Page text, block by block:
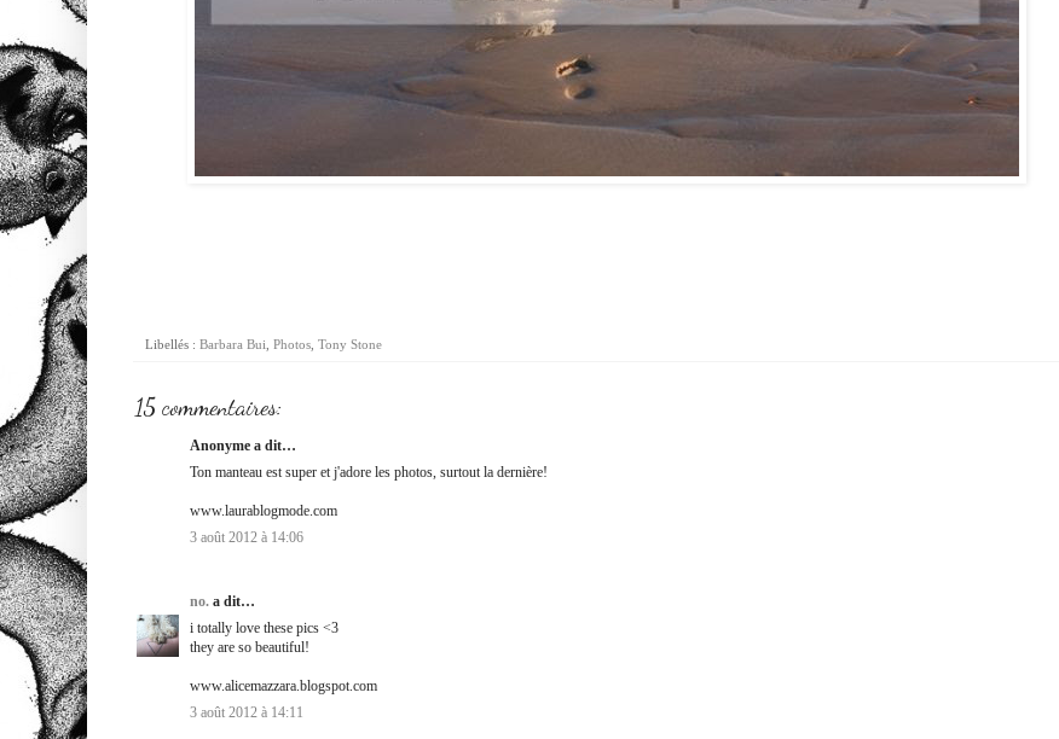
Libellés : Barbara Bui Photos Tony Stone
15 commentaires:
Anonyme a dit…
Ton manteau est super et j'adore les photos, surtout la dernière!
www.laurablogmode.com
3 août 2012 à 14:06
no. a dit…
i totally love these pics <3
they are so beautiful!
www.alicemazzara.blogspot.com
3 août 2012 à 14:11